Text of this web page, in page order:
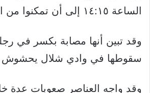
الساعة ١٤:١٥ إلى أن تمكنوا من انقاذها.
وقد تبين أنها مصابة بكسر في
سقوطها في وادي شلال
وقد واجه العناصر صعوبات عدة